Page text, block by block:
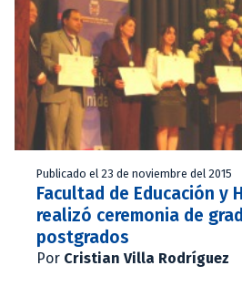
Publicado el 23 de noviembre del 2015
Facultad de Educación y
realizó ceremonia de
postgrados
Por Cristian Villa Rodríguez